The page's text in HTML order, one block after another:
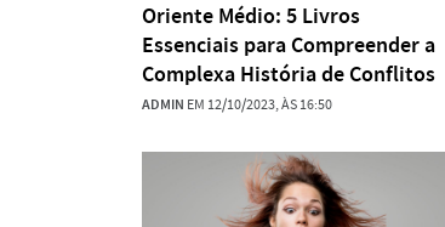
Oriente Médio: 5 Livros
Essenciais para Compreender a
Complexa História de Conflitos
ADMIN EM 12/10/2023, ÀS 16:50